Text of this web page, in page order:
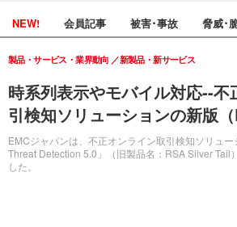
NEW! 会員記事 被害･事故 脅威･
時系列表示やモバイル対応--不
引検知ソリューションの新版（
EMCジャパンは、不正オンライン取引検知ソリュ
Threat Detection 5.0」（旧製品名：RSA Silver Tail
した。
製品・サービス・業界動向 新製品・新サービス